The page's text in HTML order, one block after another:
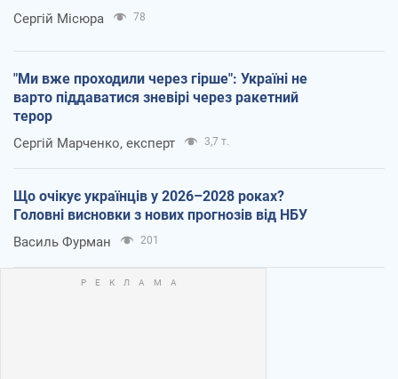
Сергій Місюра 78
"Ми вже проходили через гірше": Україні не
варто піддаватися зневірі через ракетний
терор
Сергій Марченко, експерт 3,7 т.
Що очікує українців у 2026–2028 роках?
Головні висновки з нових прогнозів від НБУ
Василь Фурман 201